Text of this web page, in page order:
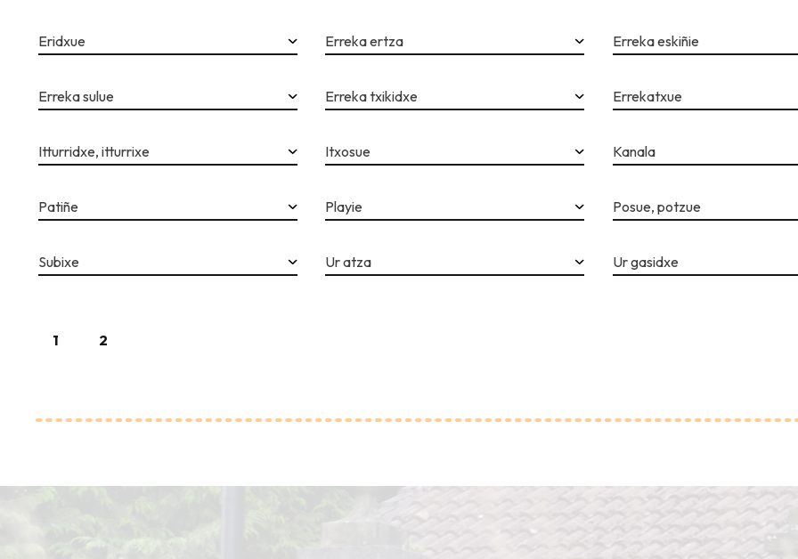
Eridxue Erreka ertza Erreka eskiñie
Erreka sulue Erreka txikidxe Errekatxue
Itturridxe, itturrixe Itxosue Kanala
Patiñe Playie Posue, potzue
Subixe Ur atza Ur gasidxe
1 2